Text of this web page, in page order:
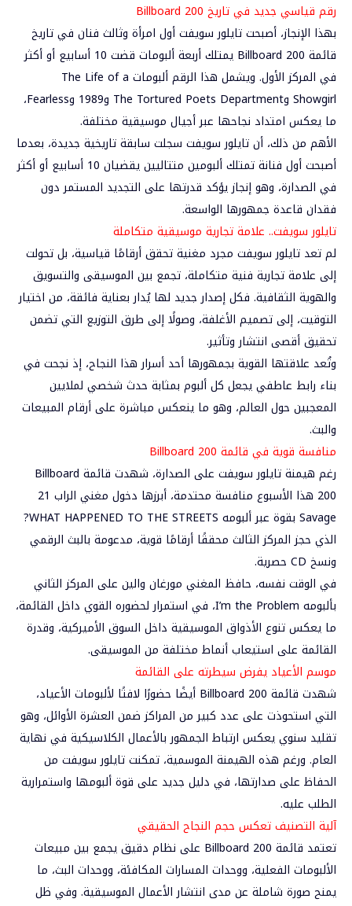
رقم قياسي جديد في تاريخ Billboard 200
بهذا الإنجاز، أصبحت تايلور سويفت أول امرأة وثالث فنان في تاريخ
قائمة Billboard 200 يمتلك أربعة ألبومات قضت 10 أسابيع أو أكثر
في المركز الأول. ويشمل هذا الرقم ألبومات The Life of a
Showgirl وThe Tortured Poets Department و1989 وFearless،
ما يعكس امتداد نجاحها عبر أجيال موسيقية مختلفة.
الأهم من ذلك، أن تايلور سويفت سجلت سابقة تاريخية جديدة، بعدما
أصبحت أول فنانة تمتلك ألبومين متتاليين يقضيان 10 أسابيع أو أكثر
في الصدارة، وهو إنجاز يؤكد قدرتها على التجديد المستمر دون
فقدان قاعدة جمهورها الواسعة.
تايلور سويفت.. علامة تجارية موسيقية متكاملة
لم تعد تايلور سويفت مجرد مغنية تحقق أرقامًا قياسية، بل تحولت
إلى علامة تجارية فنية متكاملة، تجمع بين الموسيقى والتسويق
والهوية الثقافية. فكل إصدار جديد لها يُدار بعناية فائقة، من اختيار
التوقيت، إلى تصميم الأغلفة، وصولًا إلى طرق التوزيع التي تضمن
تحقيق أقصى انتشار وتأثير.
وتُعد علاقتها القوية بجمهورها أحد أسرار هذا النجاح، إذ نجحت في
بناء رابط عاطفي يجعل كل ألبوم بمثابة حدث شخصي لملايين
المعجبين حول العالم، وهو ما ينعكس مباشرة على أرقام المبيعات
والبث.
منافسة قوية في قائمة Billboard 200
رغم هيمنة تايلور سويفت على الصدارة، شهدت قائمة Billboard
200 هذا الأسبوع منافسة محتدمة، أبرزها دخول مغني الراب 21
Savage بقوة عبر ألبومه WHAT HAPPENED TO THE STREETS?
الذي حجز المركز الثالث محققًا أرقامًا قوية، مدعومة بالبث الرقمي
ونسخ CD حصرية.
في الوقت نفسه، حافظ المغني مورغان والين على المركز الثاني
بألبومه I’m the Problem، في استمرار لحضوره القوي داخل القائمة،
ما يعكس تنوع الأذواق الموسيقية داخل السوق الأميركية، وقدرة
القائمة على استيعاب أنماط مختلفة من الموسيقى.
موسم الأعياد يفرض سيطرته على القائمة
شهدت قائمة Billboard 200 أيضًا حضورًا لافتًا لألبومات الأعياد،
التي استحوذت على عدد كبير من المراكز ضمن العشرة الأوائل، وهو
تقليد سنوي يعكس ارتباط الجمهور بالأعمال الكلاسيكية في نهاية
العام. ورغم هذه الهيمنة الموسمية، تمكنت تايلور سويفت من
الحفاظ على صدارتها، في دليل جديد على قوة ألبومها واستمرارية
الطلب عليه.
آلية التصنيف تعكس حجم النجاح الحقيقي
تعتمد قائمة Billboard 200 على نظام دقيق يجمع بين مبيعات
الألبومات الفعلية، ووحدات المسارات المكافئة، ووحدات البث، ما
يمنح صورة شاملة عن مدى انتشار الأعمال الموسيقية. وفي ظل